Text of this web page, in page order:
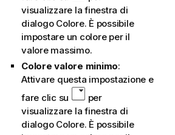
visualizzare la finestra di
dialogo Colore. È possibile
impostare un colore per il
valore massimo.
Colore valore minimo:
Attivare questa impostazione e
fare clic su
per
visualizzare la finestra di
dialogo Colore. È possibile